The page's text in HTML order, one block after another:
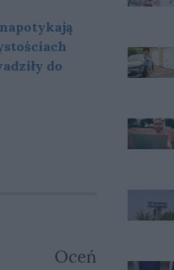
do
Oceń